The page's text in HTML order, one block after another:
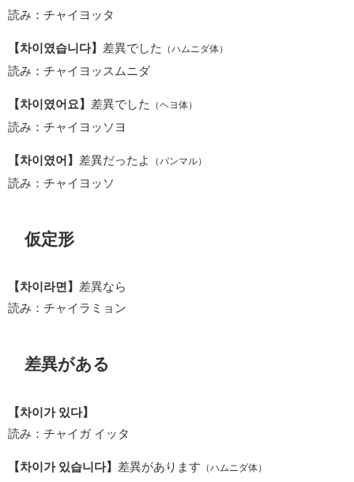
読み：チャイヨッタ
【차이였습니다】 差異でした （ハムニダ体）
読み：チャイヨッスムニダ
【차이였어요】 差異でした （ヘヨ体）
読み：チャイヨッソヨ
【차이였어】 差異だったよ （パンマル）
読み：チャイヨッソ
仮定形
【차이라면】 差異なら
読み：チャイラミョン
差異がある
【차이가 있다】
読み：チャイガ イッタ
【차이가 있습니다】 差異があります （ハムニダ体）